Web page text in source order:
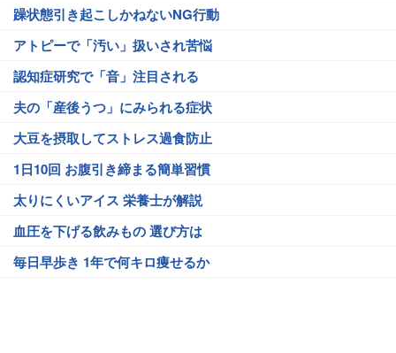
躁状態引き起こしかねないNG行動
アトピーで「汚い」扱いされ苦悩
認知症研究で「音」注目される
夫の「産後うつ」にみられる症状
大豆を摂取してストレス過食防止
1日10回 お腹引き締まる簡単習慣
太りにくいアイス 栄養士が解説
血圧を下げる飲みもの 選び方は
毎日早歩き 1年で何キロ痩せるか